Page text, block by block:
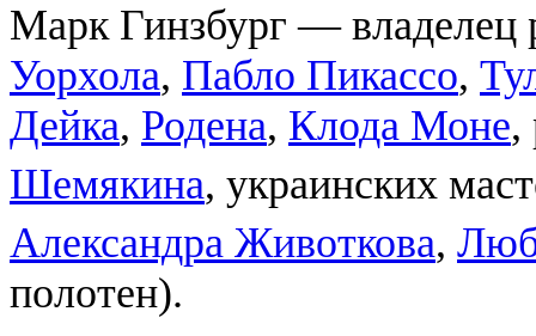
Марк Гинзбург — владелец
Уорхола, Пабло Пикассо,
Дейка, Родена, Клода Моне,
Шемякина, украинских
Александра Животкова,
полотен).